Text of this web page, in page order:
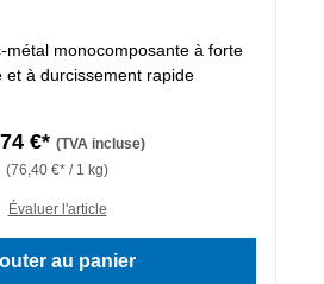
métal monocomposante à forte
et à durcissement rapide
€* (TVA incluse)
(76,40 €* / 1 kg)
Évaluer l'article
au panier